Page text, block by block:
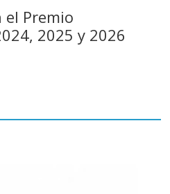
el Premio
2025 y 2026